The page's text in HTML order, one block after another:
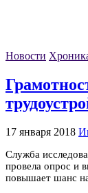
Новости
17 января 2018
Служба
провела опрос и
повышает шанс